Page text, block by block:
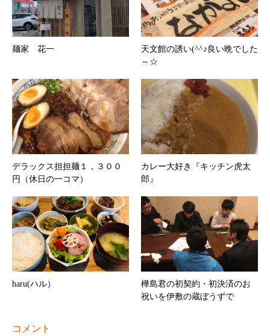
麺家 花一
天文館の誘い(^^♪良い晩でした
～☆
デラックス担担麺１，３００
円（休日の一コマ）
カレー大好き『キッチン虎太
郎』
haru(ハル）
樺島君の初契約・初決済のお
祝いを伊敷の蔵ぼうずで
コメント